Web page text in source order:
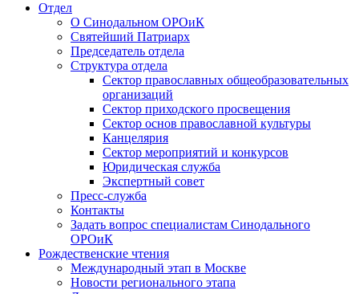
Отдел
О Синодальном ОРОиК
Святейший Патриарх
Председатель отдела
Структура отдела
Сектор православных общеобразовательных
организаций
Сектор приходского просвещения
Сектор основ православной культуры
Канцелярия
Сектор мероприятий и конкурсов
Юридическая служба
Экспертный совет
Пресс-служба
Контакты
Задать вопрос специалистам Синодального
ОРОиК
Рождественские чтения
Международный этап в Москве
Новости регионального этапа